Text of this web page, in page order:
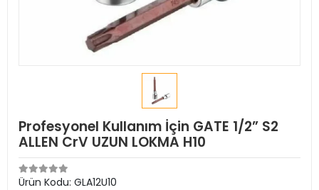
Profesyonel Kullanım İçin GATE 1/2” S2
ALLEN CrV UZUN LOKMA H10
Ürün Kodu: GLA12U10